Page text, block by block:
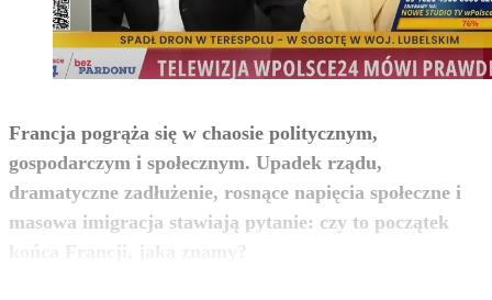
Francja pogrąża się w chaosie politycznym,
gospodarczym i społecznym. Upadek rządu,
dramatyczne zadłużenie, rosnące napięcia społeczne i
masowa imigracja stawiają pytanie: czy to początek
końca Francji, jaką znamy?
zobacz więcej